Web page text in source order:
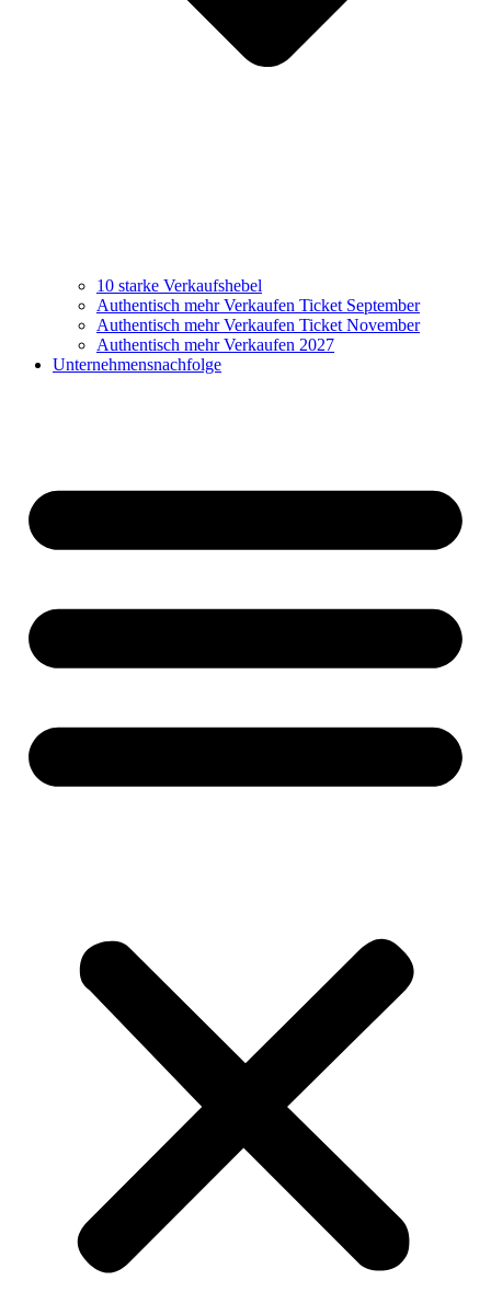
10 starke Verkaufshebel
Authentisch mehr Verkaufen Ticket September
Authentisch mehr Verkaufen Ticket November
Authentisch mehr Verkaufen 2027
Unternehmensnachfolge